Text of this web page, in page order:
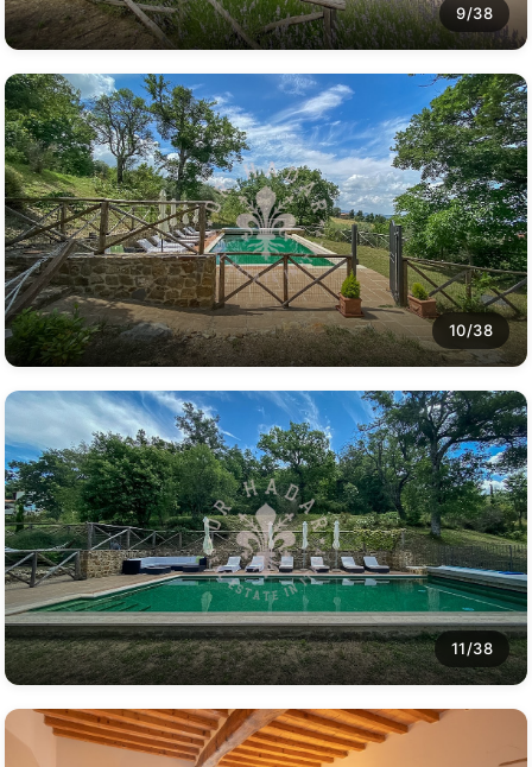
9/38
10/38
11/38